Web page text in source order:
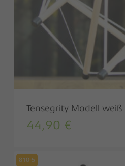
Tensegrity Modell weiß
44,90 €
810-5